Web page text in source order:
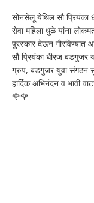
सोनसेलू येथिल सौ प्रियंका
सेवा महिला धुळे यांना
पुरस्कार देऊन गौरविण्यात
सौ प्रियंका धीरज
ग्रुप, बडगुजर युवा संगठन
हार्दिक अभिनंदन व भावी
🌹🌹